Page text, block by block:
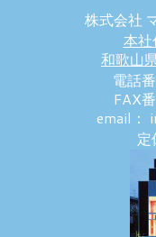
株式会社
本
和歌山
電話
FAX
email：
定